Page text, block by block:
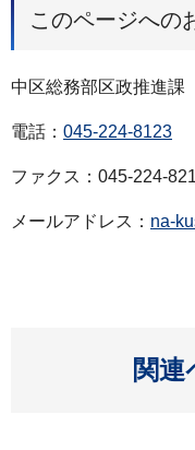
このページへの
中区総務部区政推進課
電話： 045-224-8123
ファクス：045-224-
メールアドレス： na-
関連